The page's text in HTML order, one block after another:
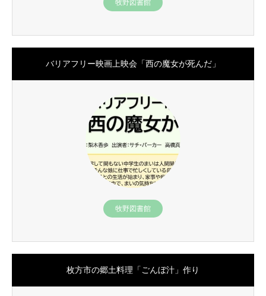
牧野図書館
バリアフリー映画上映会「西の魔女が死んだ」
牧野図書館
枚方市の郷土料理「ごんぼ汁」作り